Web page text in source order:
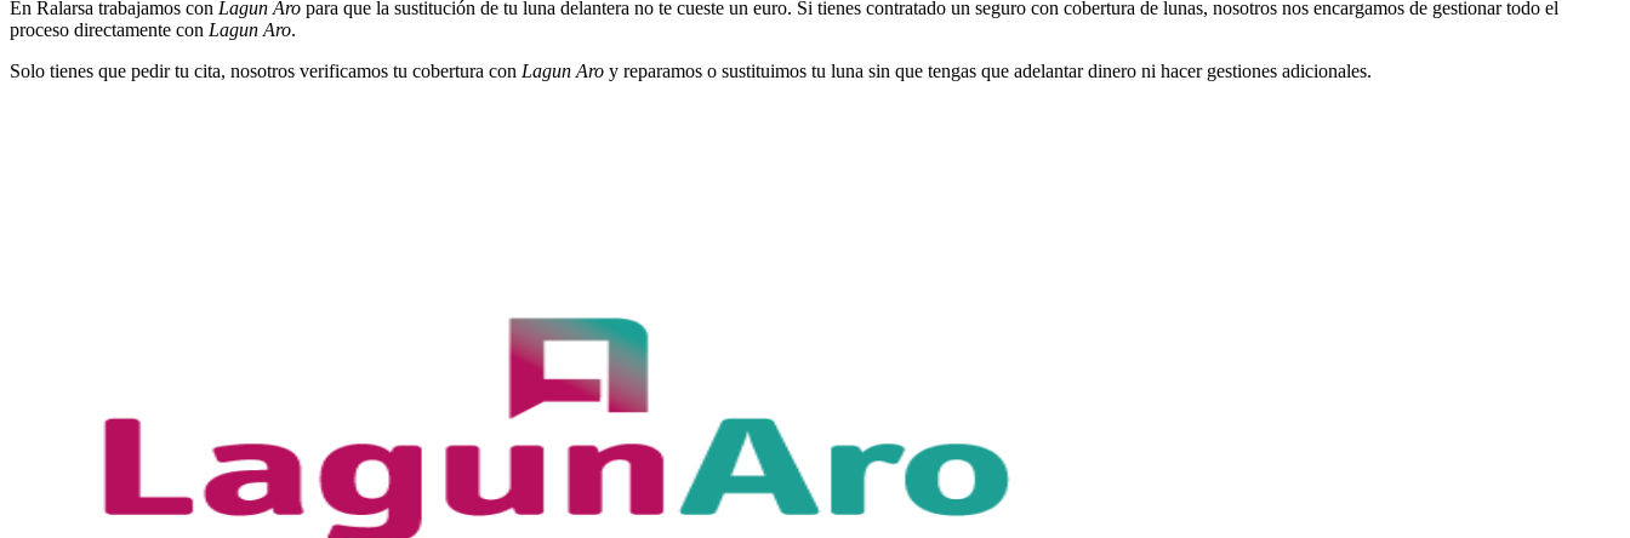
En Ralarsa trabajamos con Lagun Aro para que la sustitución de tu luna delantera no te cueste un euro. Si tienes contratado un seguro con cobertura de lunas, nosotros nos encargamos de gestionar todo el
proceso directamente con Lagun Aro.
Solo tienes que pedir tu cita, nosotros verificamos tu cobertura con Lagun Aro y reparamos o sustituimos tu luna sin que tengas que adelantar dinero ni hacer gestiones adicionales.